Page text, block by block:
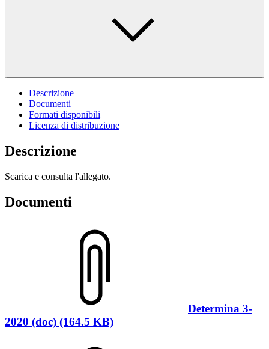
Descrizione
Documenti
Formati disponibili
Licenza di distribuzione
Descrizione
Scarica e consulta l'allegato.
Documenti
Determina 3-
2020 (doc) (164.5 KB)